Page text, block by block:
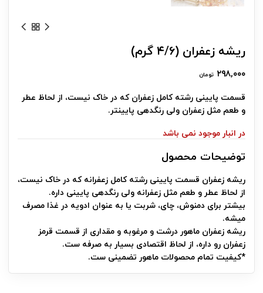
ریشه زعفران (۴/۶ گرم)
۲۹۸,۰۰۰ تومان
قسمت پایینی رشته کامل زعفران که در خاک نیست، از لحاظ عطر
و طعم مثل زعفران ولی رنگدهی پایینتر.
در انبار موجود نمی باشد
توضیحات محصول
ریشه زعفران قسمت پایینی رشته کامل زعفرانه که در خاک نیست،
از لحاظ عطر و طعم مثل زعفرانه ولی رنگدهی پایینی داره.
بیشتر برای دمنوش، چای، شربت یا به عنوان ادویه در غذا مصرف
میشه.
ریشه زعفران ماهور درشت و مرغوبه و مقداری از قسمت قرمز
زعفران رو داره، از لحاظ اقتصادی بسیار به صرفه ست.
*کیفیت تمام محصولات ماهور تضمینی ست.